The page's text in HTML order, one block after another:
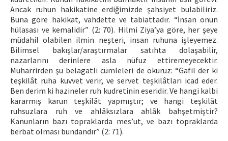
Ancak ruhun hakikatine erdiğimizde şahsiyet bulabiliriz.
Buna göre hakikat, vahdette ve tabiattadır. “İnsan onun
hülasası ve kemalidir” (2: 70). Hilmi Ziya’ya göre, her şeye
müdahil olabilen ilmin neşteri, insan ruhuna işleyemez.
Bilimsel bakışlar/araştırmalar satıhta dolaşabilir,
nazarlarını derinlere asla nüfuz ettiremeyecektir.
Muharrirden şu belagatli cümleleri de okuruz: “Gafil der ki
teşkilât ruha kuvvet verir, ve servet teşkilâtları icad eder.
Ben derim ki hazineler ruh kudretinin eseridir. Ve hangi kalbi
kararmış karun teşkilât yapmıştır; ve hangi teşkilât
ruhsuzlara ruh ve ahlâksızlara ahlâk bahşetmiştir?
Kanunların bazı topraklarda mes’ut, ve bazı topraklarda
berbat olması bundandır” (2: 71).